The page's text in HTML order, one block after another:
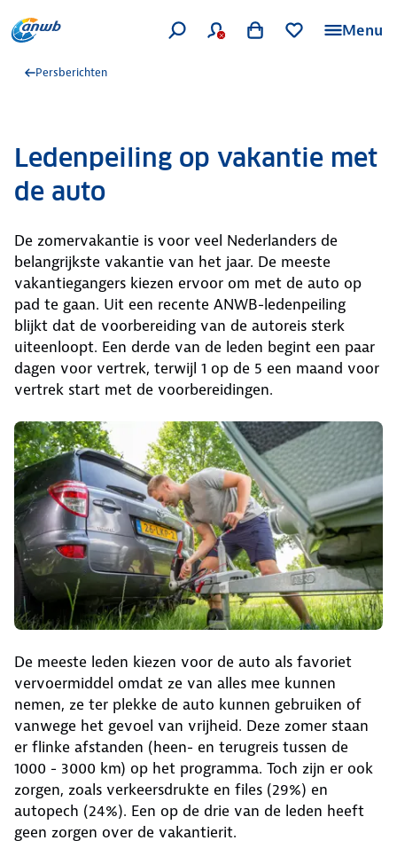
Menu
Persberichten
Ledenpeiling op vakantie met
de auto
De zomervakantie is voor veel Nederlanders de
belangrijkste vakantie van het jaar. De meeste
vakantiegangers kiezen ervoor om met de auto op
pad te gaan. Uit een recente ANWB-ledenpeiling
blijkt dat de voorbereiding van de autoreis sterk
uiteenloopt. Een derde van de leden begint een paar
dagen voor vertrek, terwijl 1 op de 5 een maand voor
vertrek start met de voorbereidingen.
De meeste leden kiezen voor de auto als favoriet
vervoermiddel omdat ze van alles mee kunnen
nemen, ze ter plekke de auto kunnen gebruiken of
vanwege het gevoel van vrijheid. Deze zomer staan
er flinke afstanden (heen- en terugreis tussen de
1000 - 3000 km) op het programma. Toch zijn er ook
zorgen, zoals verkeersdrukte en files (29%) en
autopech (24%). Een op de drie van de leden heeft
geen zorgen over de vakantierit.